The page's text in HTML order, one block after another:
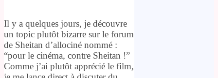
Il y a quelques jours, je découvre
un topic plutôt bizarre sur le forum
de Sheitan d’allociné nommé :
“pour le cinéma, contre Sheitan !”
Comme j’ai plutôt apprécié le film,